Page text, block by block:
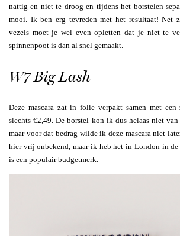
nattig en niet te droog en tijdens het borstelen
mooi. Ik ben erg tevreden met het resultaat! Net
vezels moet je wel even opletten dat je niet te
spinnenpoot is dan al snel gemaakt.
W7 Big Lash
Deze mascara zat in folie verpakt samen met
slechts €2,49. De borstel kon ik dus helaas niet
maar voor dat bedrag wilde ik deze mascara niet
hier vrij onbekend, maar ik heb het in London in de
is een populair budgetmerk.